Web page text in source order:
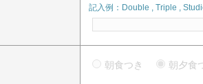
記入例：Double , Triple ,
朝食つき 朝夕